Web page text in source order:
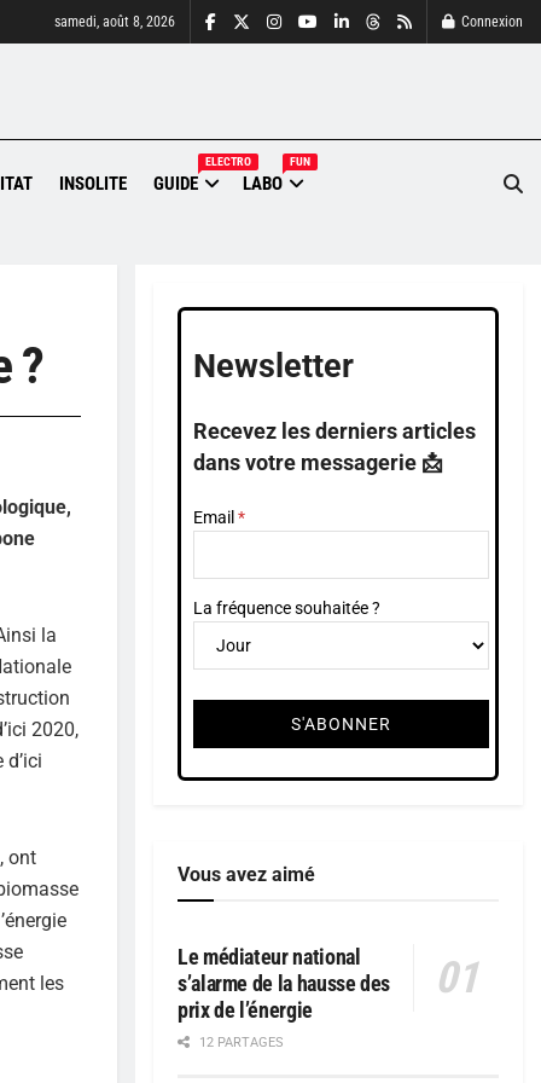
samedi, août 8, 2026 Connexion
INSOLITE GUIDE
ELECTRO
LABO
FUN
?
la
2020,
ont
les
Newsletter
Recevez les derniers articles
dans votre messagerie 📩
Email
La fréquence souhaitée ?
Vous avez aimé
Le médiateur national
s’alarme de la hausse des
prix de l’énergie
12 PARTAGES